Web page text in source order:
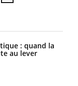
: quand la
au lever